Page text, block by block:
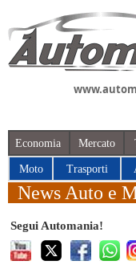
Economia Mercato
Moto Trasporti
News Auto e
Segui Automania!